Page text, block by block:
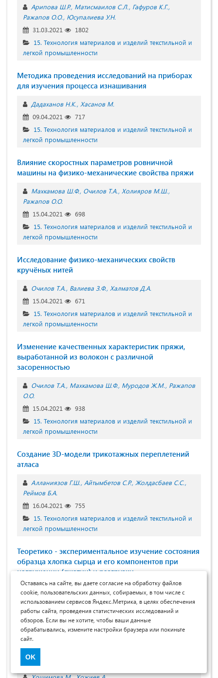
Арипова Ш.Р. Матисмаилов С.Л. Гафуров К.Г.
Ражапов О.О. Юсупалиева У.Н.
31.03.2021
1802
15. Технология материалов и изделий текстильной и
легкой промышленности
Методика проведения исследований на приборах
для изучения процесса изнашивания
Дадаханов Н.К. Хасанов М.
09.04.2021
717
15. Технология материалов и изделий текстильной и
легкой промышленности
Влияние скоростных параметров ровничной
машины на физико-механические свойства пряжи
Махкамова Ш.Ф. Очилов Т.А. Холияров М.Ш.
Ражапов О.О.
15.04.2021
698
15. Технология материалов и изделий текстильной и
легкой промышленности
Исследование физико-механических свойств
кручёных нитей
Очилов Т.А. Валиева З.Ф. Халматов Д.А.
15.04.2021
671
15. Технология материалов и изделий текстильной и
легкой промышленности
Изменение качественных характеристик пряжи,
выработанной из волокон с различной
засоренностью
Очилов Т.А. Махкамова Ш.Ф. Муродов Ж.М. Ражапов
О.О.
15.04.2021
938
15. Технология материалов и изделий текстильной и
легкой промышленности
Создание 3D-модели трикотажных переплетений
атласа
Алланиязов Г.Ш. Айтымбетов С.Р. Жолдасбаев С.С.
Реймов Б.А.
16.04.2021
755
15. Технология материалов и изделий текстильной и
легкой промышленности
Теоретико - экспериментальное изучение состояния
образца хлопка сырца и его компонентов при
нагружении (сжатии) и разгрузки
Мардонов Б.М. Усманов Х.С. Исмаилов А.А.
Тангиров А.Э. Юсупов И.И.
16.04.2021
673
15. Технология материалов и изделий текстильной и
легкой промышленности
Выбор ткани для женской кофты
Оставаясь на сайте, вы даете согласие на обработку файлов
cookie, пользовательских данных, собираемых, в том числе с
использованием сервисов Яндекс.Метрика, в целях обеспечения
работы сайта, проведения статистических исследований и
обзоров. Если вы не хотите, чтобы ваши данные
обрабатывались, измените настройки браузера или покиньте
сайт.
OK